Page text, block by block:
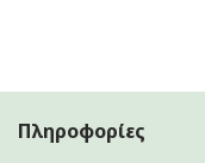
Πληροφορίες